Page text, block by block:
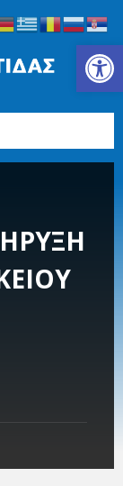
Ανοίξτε τη γραμμή εργαλείων